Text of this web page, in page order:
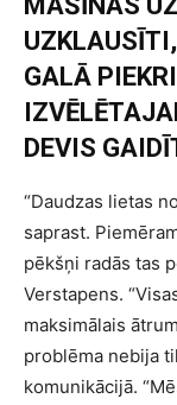
GALĀ
DEVIS
“Daudzas lietas
saprast.
pēkšņi radās tas
Verstapens.
maksimālais
problēma nebija
komunikācijā.